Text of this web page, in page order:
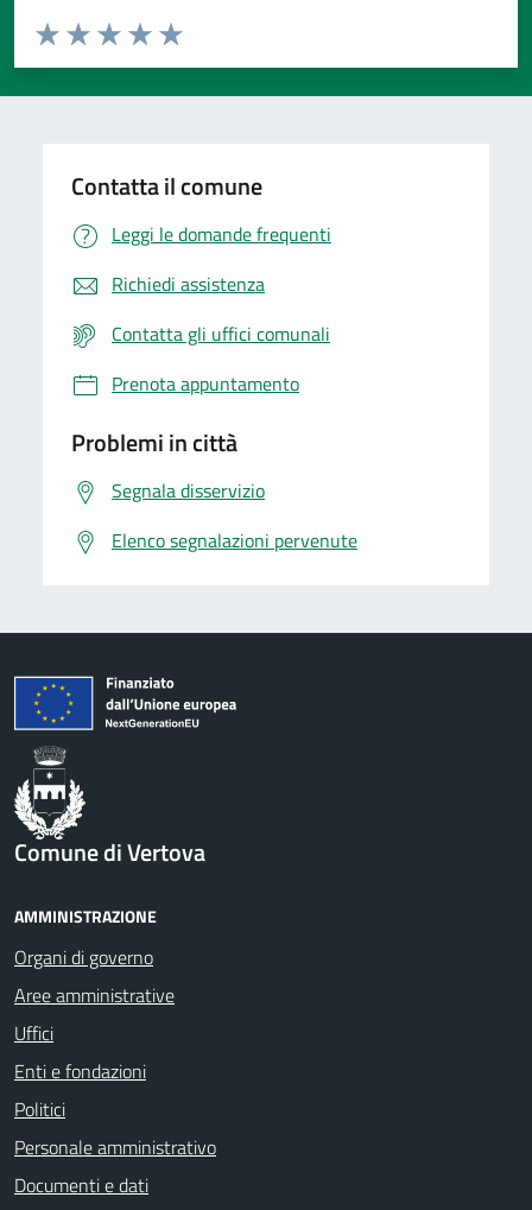
Valuta da 1 a 5 stelle la pagina
Valuta 5 stelle su 5
Valuta 4 stelle su 5
Valuta 3 stelle su 5
Valuta 2 stelle su 5
Valuta 1 stelle su 5
Contatta il comune
Leggi le domande frequenti
Richiedi assistenza
Contatta gli uffici comunali
Prenota appuntamento
Problemi in città
Segnala disservizio
Elenco segnalazioni pervenute
Comune di Vertova
AMMINISTRAZIONE
Organi di governo
Aree amministrative
Uffici
Enti e fondazioni
Politici
Personale amministrativo
Documenti e dati